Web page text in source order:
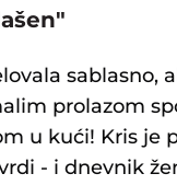
Crix Aliz
sablasno,
prolazom
u kući! Kris je
- i dnevnik